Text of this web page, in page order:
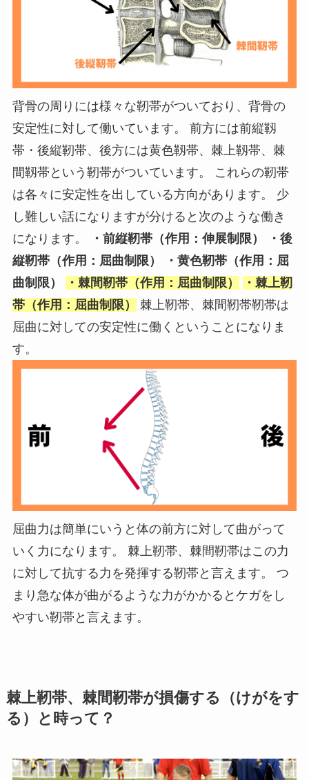
背骨の周りには様々な靭帯がついており、背骨の
安定性に対して働いています。 前方には前縦靱
帯・後縦靭帯、後方には黄色靱帯、棘上靱帯、棘
間靱帯という靭帯がついています。 これらの靭帯
は各々に安定性を出している方向があります。 少
し難しい話になりますが分けると次のような働き
になります。
・前縦靭帯（作用：伸展制限） ・後
縦靭帯（作用：屈曲制限） ・黄色靭帯（作用：屈
曲制限）
・棘間靭帯（作用：屈曲制限）
・棘上靭
帯（作用：屈曲制限）
棘上靭帯、棘間靭帯靭帯は
屈曲に対しての安定性に働くということになりま
す。
屈曲力は簡単にいうと体の前方に対して曲がって
いく力になります。 棘上靭帯、棘間靭帯はこの力
に対して抗する力を発揮する靭帯と言えます。 つ
まり急な体が曲がるような力がかかるとケガをし
やすい靭帯と言えます。
棘上靭帯、棘間靭帯が損傷する（けがをす
る）と時って？